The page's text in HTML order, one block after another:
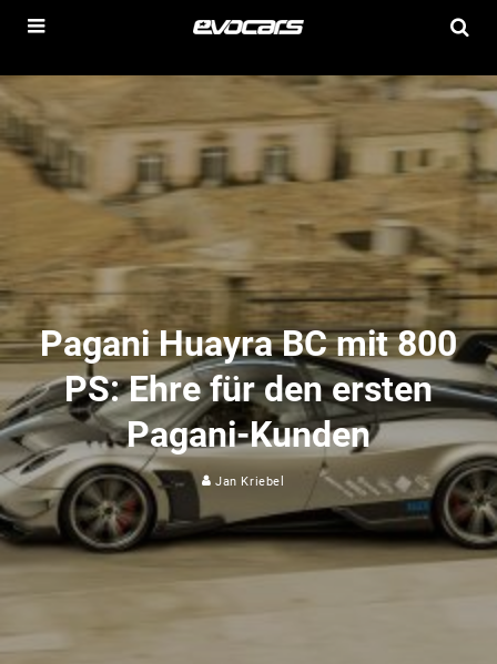
Pagani Huayra BC mit 800
PS: Ehre für den ersten
Pagani-Kunden
Jan Kriebel